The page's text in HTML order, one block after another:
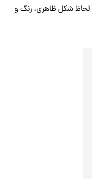
لحاظ شکل ظاهری، رنگ و